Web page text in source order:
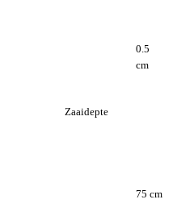
Zaaidepte
0.5
cm
75 cm